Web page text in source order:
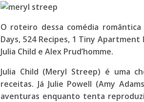
O roteiro dessa comédia
Days, 524 Recipes, 1 Tiny
Julia Child e Alex Prud’homme.
Julia Child (Meryl Streep) é uma
receitas. Já Julie Powell (Amy Adams
aventuras enquanto tenta